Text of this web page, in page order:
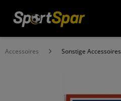
Accessoires Sonstige Accessoires